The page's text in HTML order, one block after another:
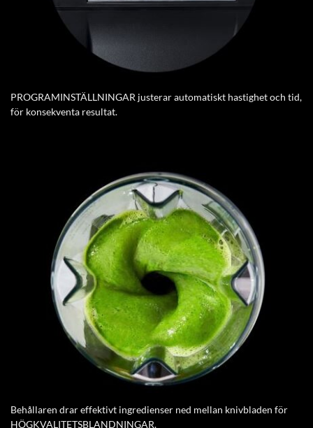
PROGRAMINSTÄLLNINGAR justerar automatiskt hastighet och tid,
för konsekventa resultat.
Behållaren drar effektivt ingredienser ned mellan knivbladen för
HÖGKVALITETSBLANDNINGAR.